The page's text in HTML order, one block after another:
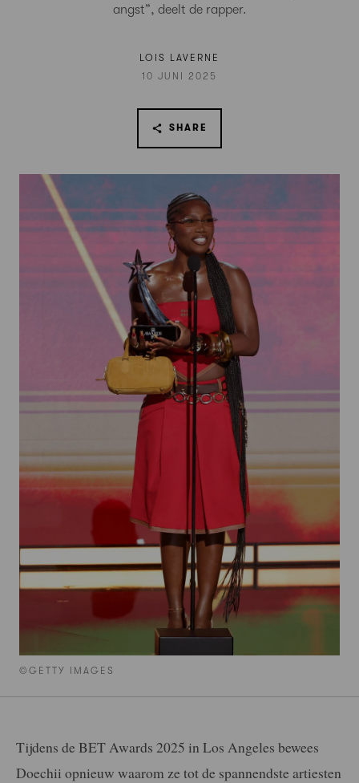
©GETTY IMAGES
angst”, deelt de rapper.
LOIS LAVERNE
10 JUNI 2025
SHARE
Tijdens de BET Awards 2025 in Los Angeles bewees
Doechii opnieuw waarom ze tot de spannendste artiesten